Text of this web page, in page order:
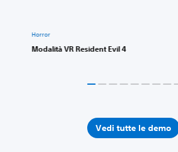
Horror
Modalità VR Resident Evil 4
Vedi tutte le demo